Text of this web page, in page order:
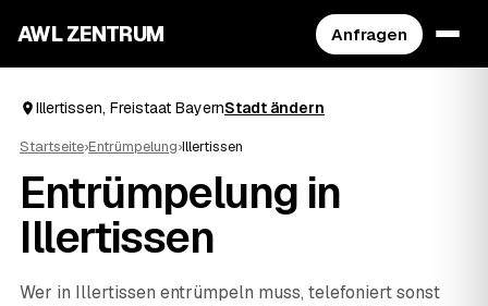
AWL ZENTRUM Anfragen
Illertissen, Freistaat BayernStadt ändern
Startseite›Entrümpelung›Illertissen
Entrümpelung in
Illertissen
Wer in Illertissen entrümpeln muss, telefoniert sonst